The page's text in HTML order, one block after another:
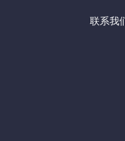
联系我